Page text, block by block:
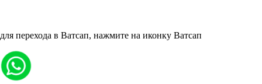
для перехода в Ватсап, нажмите на иконку Ватсап